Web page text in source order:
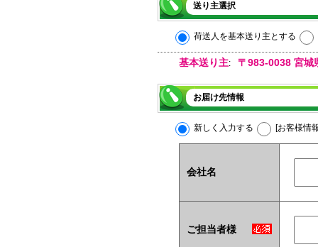
送り主選択
荷送人を基本送り主とする
基本送り主: 〒983-0038 宮城
お届け先情報
新しく入力する [お客様情
会社名
ご担当者様